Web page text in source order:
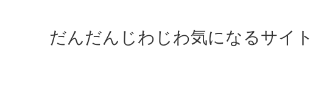
だんだんじわじわ気になるサイト